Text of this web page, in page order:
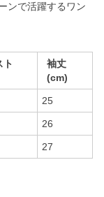
ンで活躍するワン
ト
袖丈
(cm)
25
26
27